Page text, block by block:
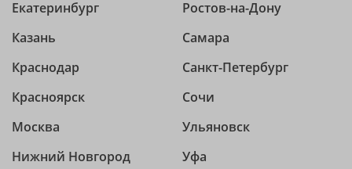
Екатеринбург
Казань
Краснодар
Красноярск
Москва
Нижний Новгород
Ростов-на-Дону
Самара
Санкт-Петербург
Сочи
Ульяновск
Уфа